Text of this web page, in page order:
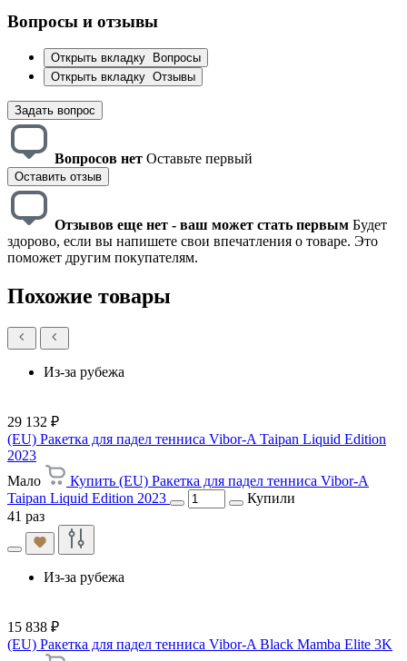
Вопросы и отзывы
Открыть вкладку
Вопросы
Открыть вкладку Отзывы
Задать вопрос
Вопросов нет Оставьте первый
Оставить отзыв
Отзывов еще нет - ваш может стать первым Будет
здорово, если вы напишете свои впечатления о товаре. Это
поможет другим покупателям.
Похожие товары
Из-за рубежа
29 132 ₽
(EU) Ракетка для падел тенниса Vibor-A Taipan Liquid Edition
2023
Мало
Купить (EU) Ракетка для падел тенниса Vibor-A
Taipan Liquid Edition 2023
Купили
41 раз
Из-за рубежа
15 838 ₽
(EU) Ракетка для падел тенниса Vibor-A Black Mamba Elite 3K